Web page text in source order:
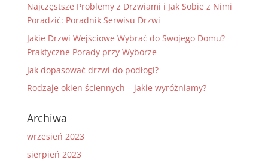
Najczęstsze Problemy z Drzwiami i Jak Sobie z Nimi
Poradzić: Poradnik Serwisu Drzwi
Jakie Drzwi Wejściowe Wybrać do Swojego Domu?
Praktyczne Porady przy Wyborze
Jak dopasować drzwi do podłogi?
Rodzaje okien ściennych – jakie wyróżniamy?
Archiwa
wrzesień 2023
sierpień 2023